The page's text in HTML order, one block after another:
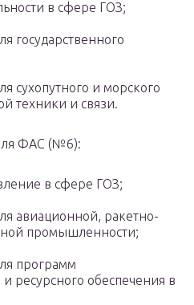
в сфере ГОЗ;
государственного
сухопутного и морского
техники и связи.
ФАС (№6):
в сфере ГОЗ;
авиационной, ракетно-
промышленности;
программ
ресурсного обеспечения в